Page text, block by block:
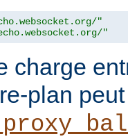
"
"
charge
plan